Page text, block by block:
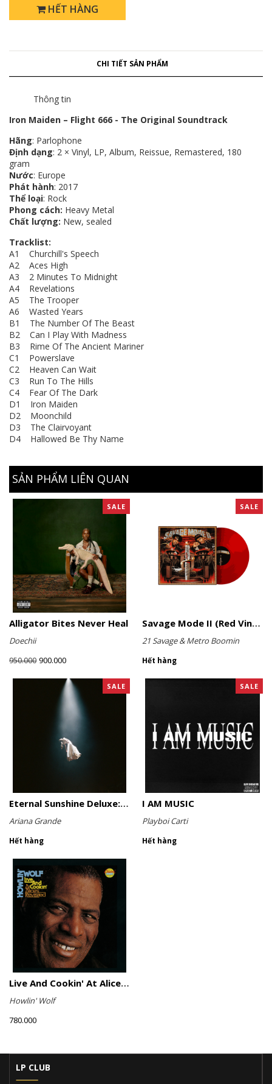
HẾT HÀNG
CHI TIẾT SẢN PHẨM
Thông tin
Iron Maiden ‎– Flight 666 - The Original Soundtrack
Hãng: Parlophone
Định dạng: 2 × Vinyl, LP, Album, Reissue, Remastered, 180
gram
Nước: Europe
Phát hành: 2017
Thể loại: Rock
Phong cách: Heavy Metal
Chất lượng: New, sealed
Tracklist:
A1 Churchill's Speech
A2 Aces High
A3 2 Minutes To Midnight
A4 Revelations
A5 The Trooper
A6 Wasted Years
B1 The Number Of The Beast
B2 Can I Play With Madness
B3 Rime Of The Ancient Mariner
C1 Powerslave
C2 Heaven Can Wait
C3 Run To The Hills
C4 Fear Of The Dark
D1 Iron Maiden
D2 Moonchild
D3 The Clairvoyant
D4 Hallowed Be Thy Name
SẢN PHẨM LIÊN QUAN
SALE
Alligator Bites Never Heal
Doechii
950.000 900.000
SALE
Savage Mode II (Red Vinyl)
21 Savage & Metro Boomin
Hết hàng
SALE
Eternal Sunshine Deluxe: Brighter Days Ahead (Translucent Marble Vinyl)
Ariana Grande
Hết hàng
SALE
I AM MUSIC
Playboi Carti
Hết hàng
Live And Cookin' At Alice's Revisited
Howlin' Wolf
780.000
LP CLUB